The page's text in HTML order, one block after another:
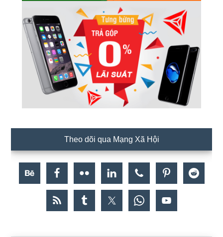
Theo dõi qua Mạng Xã Hội